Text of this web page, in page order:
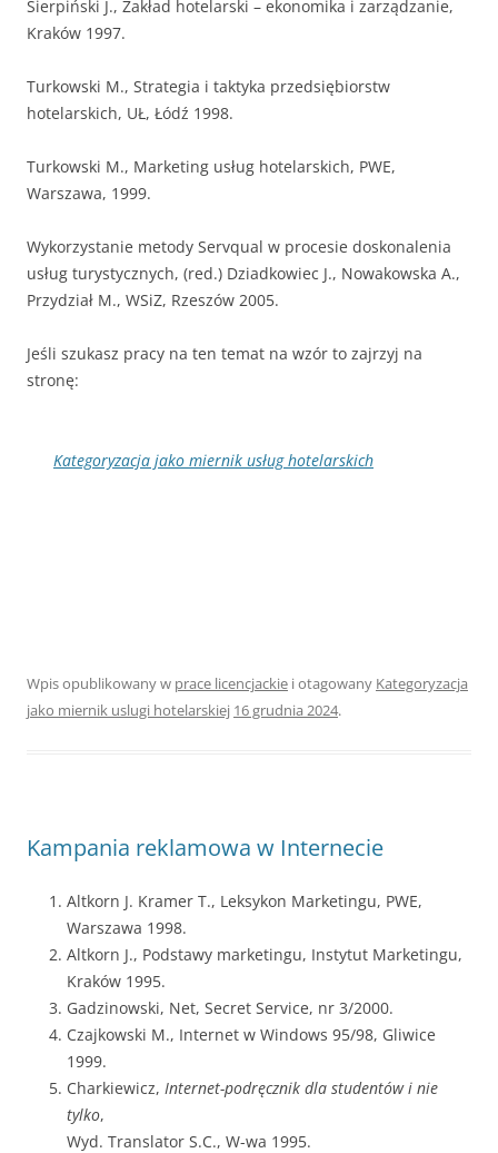
Sierpiński J., Zakład hotelarski – ekonomika i zarządzanie,
Kraków 1997.
Turkowski M., Strategia i taktyka przedsiębiorstw
hotelarskich, UŁ, Łódź 1998.
Turkowski M., Marketing usług hotelarskich, PWE,
Warszawa, 1999.
Wykorzystanie metody Servqual w procesie doskonalenia
usług turystycznych, (red.) Dziadkowiec J., Nowakowska A.,
Przydział M., WSiZ, Rzeszów 2005.
Jeśli szukasz pracy na ten temat na wzór to zajrzyj na
stronę:
Kategoryzacja jako miernik usług hotelarskich
Wpis opublikowany w prace licencjackie i otagowany Kategoryzacja
jako miernik uslugi hotelarskiej 16 grudnia 2024.
Kampania reklamowa w Internecie
Altkorn J. Kramer T., Leksykon Marketingu, PWE,
Warszawa 1998.
Altkorn J., Podstawy marketingu, Instytut Marketingu,
Kraków 1995.
Gadzinowski, Net, Secret Service, nr 3/2000.
Czajkowski M., Internet w Windows 95/98, Gliwice
1999.
Charkiewicz, Internet-podręcznik dla studentów i nie
tylko,
Wyd. Translator S.C., W-wa 1995.